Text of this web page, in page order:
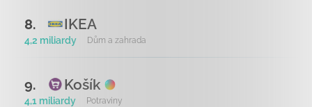
8. IKEA
4,2 miliardy Dům a zahrada
9. Košík
4,1 miliardy Potraviny